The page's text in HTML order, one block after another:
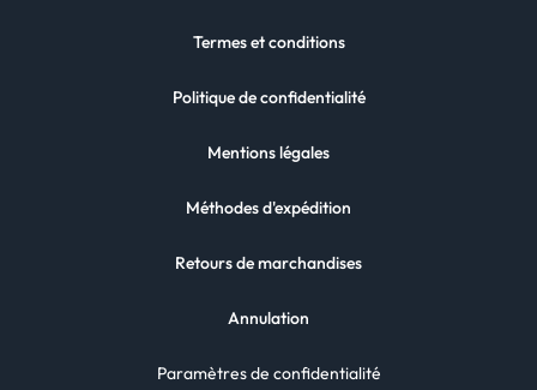
Termes et conditions
Politique de confidentialité
Mentions légales
Méthodes d'expédition
Retours de marchandises
Annulation
Paramètres de confidentialité